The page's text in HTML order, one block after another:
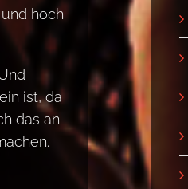
hoch
ist, da
das an